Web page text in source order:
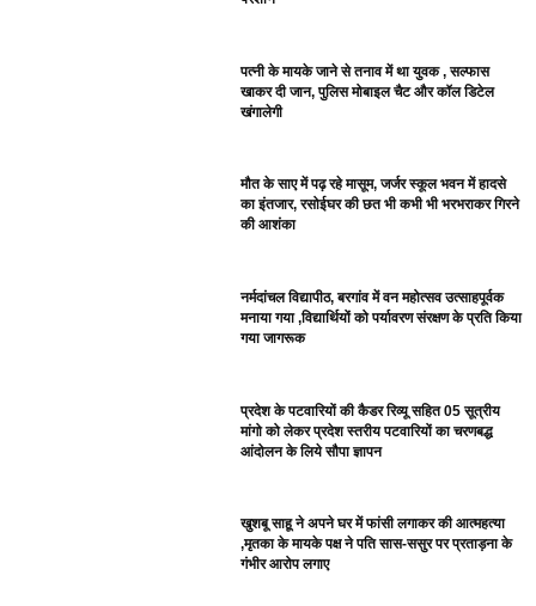
पत्नी के मायके जाने से तनाव में था युवक , सल्फास
खाकर दी जान, पुलिस मोबाइल चैट और कॉल डिटेल
खंगालेगी
मौत के साए में पढ़ रहे मासूम, जर्जर स्कूल भवन में हादसे
का इंतजार, रसोईघर की छत भी कभी भी भरभराकर गिरने
की आशंका
नर्मदांचल विद्यापीठ, बरगांव में वन महोत्सव उत्साहपूर्वक
मनाया गया ,विद्यार्थियों को पर्यावरण संरक्षण के प्रति किया
गया जागरूक
प्रदेश के पटवारियों की कैडर रिव्यू सहित 05 सूत्रीय
मांगो को लेकर प्रदेश स्तरीय पटवारियों का चरणबद्ध
आंदोलन के लिये सौपा ज्ञापन
खुशबू साहू ने अपने घर में फांसी लगाकर की आत्महत्या
,मृतका के मायके पक्ष ने पति सास-ससुर पर प्रताड़ना के
गंभीर आरोप लगाए